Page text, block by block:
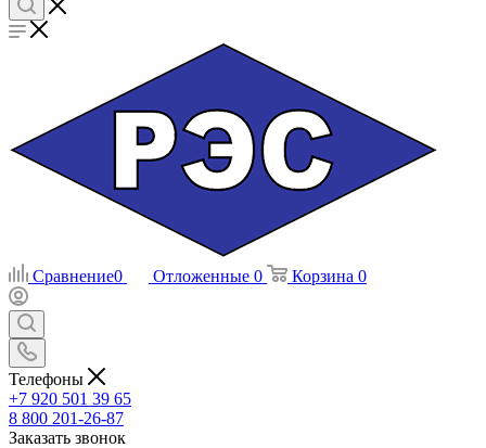
Сравнение0 Отложенные 0 Корзина 0
Телефоны
+7 920 501 39 65
8 800 201-26-87
Заказать звонок